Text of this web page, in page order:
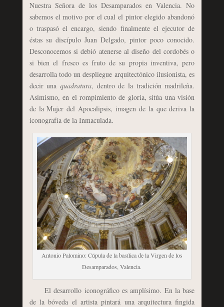
Nuestra Señora de los Desamparados en Valencia. No
sabemos el motivo por el cual el pintor elegido abandonó
o traspasó el encargo, siendo finalmente el ejecutor de
éstas su discípulo Juan Delgado, pintor poco conocido.
Desconocemos si debió atenerse al diseño del cordobés o
si bien el fresco es fruto de su propia inventiva, pero
desarrolla todo un despliegue arquitectónico ilusionista, es
decir unaquadratura, dentro de la tradición madrileña.
Asimismo, en el rompimiento de gloria, sitúa una visión
de la Mujer del Apocalipsis, imagen de la que deriva la
iconografía de la Inmaculada.
Antonio Palomino: Cúpula de la basílica de la Virgen de los
Desamparados, Valencia.
El desarrollo iconográfico es amplísimo. En la base
de la bóveda el artista pintará una arquitectura fingida